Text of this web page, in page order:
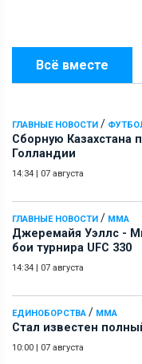
Всё вместе
ГЛАВНЫЕ НОВОСТИ /
Сборную Казахстана
Голландии
14:34 | 07 августа
ГЛАВНЫЕ НОВОСТИ / ММА
Джеремайя Уэллс -
бои турнира UFC 330
14:34 | 07 августа
ЕДИНОБОРСТВА / ММА
Стал известен
10:00 | 07 августа